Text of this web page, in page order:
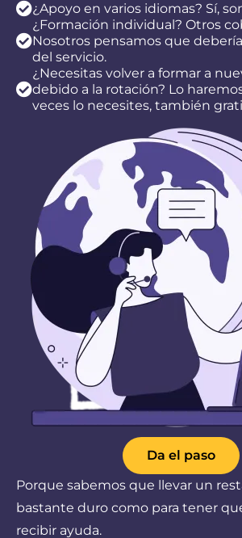
¿Apoyo en varios idiomas? Sí,
¿Formación individual? Otros
Nosotros pensamos que
del servicio.
¿Necesitas volver a formar a
debido a la rotación? Lo
veces lo necesites, también
Da el paso
Porque sabemos que llevar un
bastante duro como para tener
recibir ayuda.